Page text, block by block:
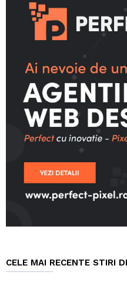
CELE MAI RECENTE STIRI